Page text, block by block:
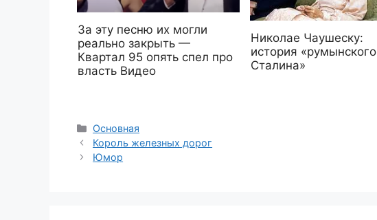
За эту песню их могли
реально закрыть —
Квартал 95 опять спел про
власть Видео
Николае Чаушеску:
история «румынского
Сталина»
Рубрики
Основная
Король железных дорог
Юмор